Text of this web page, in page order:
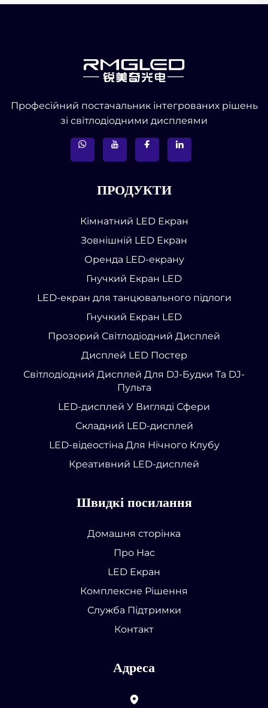
Професійний постачальник інтегрованих рішень
зі світлодіодними дисплеями
ПРОДУКТИ
Кімнатний LED Екран
Зовнішній LED Екран
Оренда LED-екрану
Гнучкий Екран LED
LED-екран для танцювального підлоги
Гнучкий Екран LED
Прозорий Світлодіодний Дисплей
Дисплей LED Постер
Світлодіодний Дисплей Для DJ-Будки Та DJ-
Пульта
LED-дисплей У Вигляді Сфери
Складний LED-дисплей
LED-відеостіна Для Нічного Клубу
Креативний LED-дисплей
Швидкі посилання
Домашня сторінка
Про Нас
LED Екран
Комплексне Рішення
Служба Підтримки
Контакт
Адреса